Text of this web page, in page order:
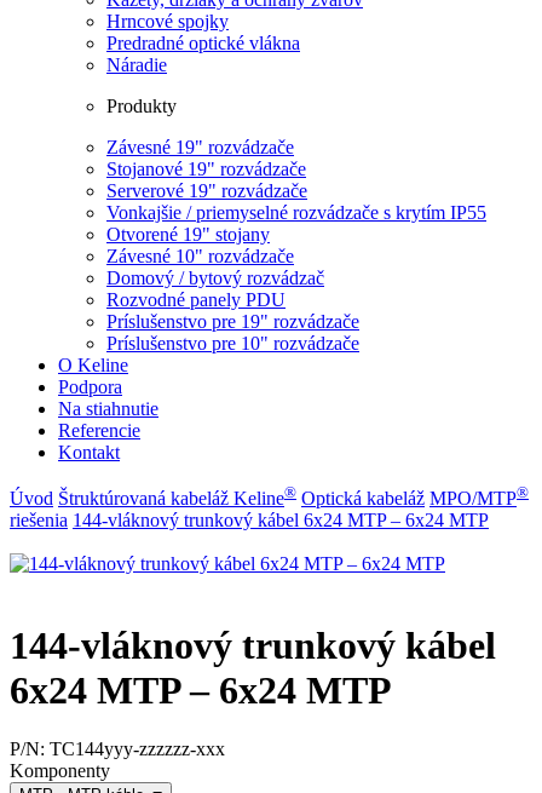
Hrncové spojky
Predradné optické vlákna
Náradie
Produkty
Závesné 19" rozvádzače
Stojanové 19" rozvádzače
Serverové 19" rozvádzače
Vonkajšie / priemyselné rozvádzače s krytím IP55
Otvorené 19" stojany
Závesné 10" rozvádzače
Domový / bytový rozvádzač
Rozvodné panely PDU
Príslušenstvo pre 19" rozvádzače
Príslušenstvo pre 10" rozvádzače
O Keline
Podpora
Na stiahnutie
Referencie
Kontakt
Úvod Štruktúrovaná kabeláž Keline® Optická kabeláž MPO/MTP®
riešenia 144-vláknový trunkový kábel 6x24 MTP – 6x24 MTP
144-vláknový trunkový kábel
6x24 MTP – 6x24 MTP
P/N: TC144yyy-zzzzzz-xxx
Komponenty